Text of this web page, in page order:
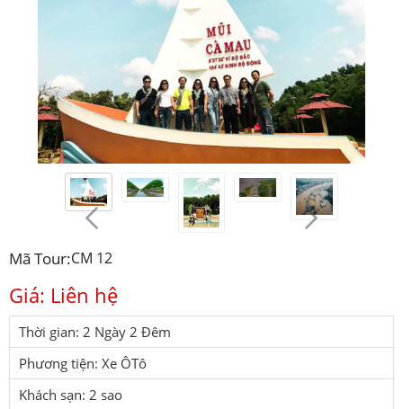
Mã Tour:CM 12
Giá: Liên hệ
Thời gian: 2 Ngày 2 Đêm
Phương tiện: Xe ÔTô
Khách sạn: 2 sao